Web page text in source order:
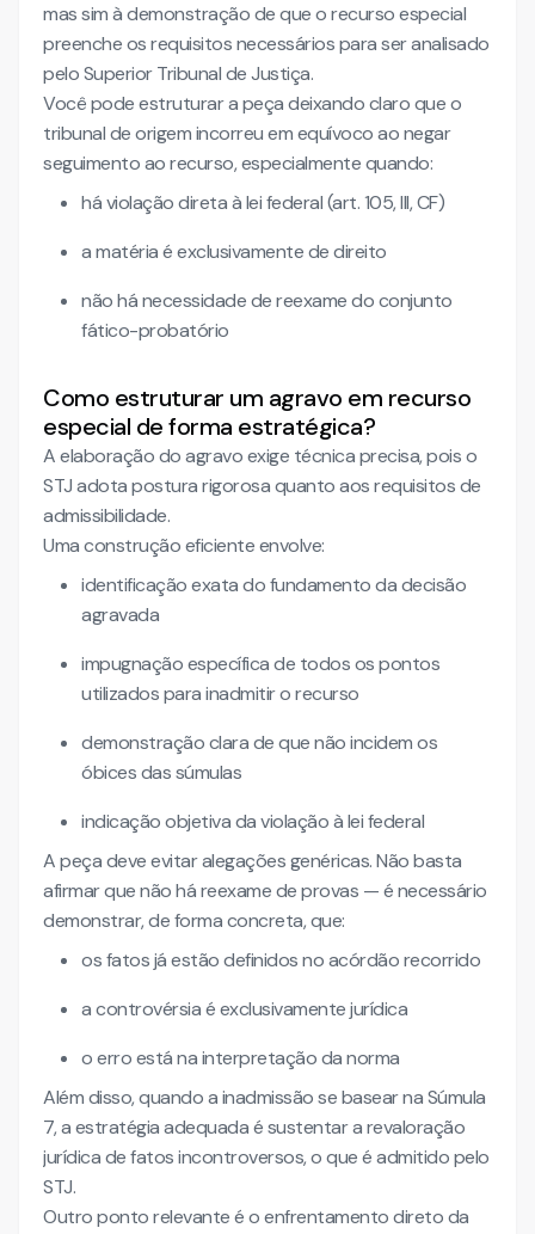
mas sim à demonstração de que o recurso especial
preenche os requisitos necessários para ser analisado
pelo Superior Tribunal de Justiça.
Você pode estruturar a peça deixando claro que o
tribunal de origem incorreu em equívoco ao negar
seguimento ao recurso, especialmente quando:
há violação direta à lei federal (art. 105, III, CF)
a matéria é exclusivamente de direito
não há necessidade de reexame do conjunto
fático-probatório
Como estruturar um agravo em recurso
especial de forma estratégica?
A elaboração do agravo exige técnica precisa, pois o
STJ adota postura rigorosa quanto aos requisitos de
admissibilidade.
Uma construção eficiente envolve:
identificação exata do fundamento da decisão
agravada
impugnação específica de todos os pontos
utilizados para inadmitir o recurso
demonstração clara de que não incidem os
óbices das súmulas
indicação objetiva da violação à lei federal
A peça deve evitar alegações genéricas. Não basta
afirmar que não há reexame de provas — é necessário
demonstrar, de forma concreta, que:
os fatos já estão definidos no acórdão recorrido
a controvérsia é exclusivamente jurídica
o erro está na interpretação da norma
Além disso, quando a inadmissão se basear na Súmula
7, a estratégia adequada é sustentar a revaloração
jurídica de fatos incontroversos, o que é admitido pelo
STJ.
Outro ponto relevante é o enfrentamento direto da